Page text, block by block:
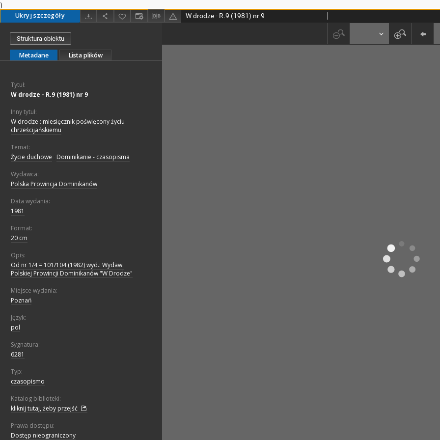
)
Ukryj szczegóły W drodze - R.9 (1981) nr 9
Struktura obiektu
Metadane Lista plików
Tytuł:
W drodze - R.9 (1981) nr 9
Inny tytuł:
W drodze : miesięcznik poświęcony życiu
chrześcijańskiemu
Temat:
Życie duchowe
Dominikanie - czasopisma
Wydawca:
Polska Prowincja Dominikanów
Data wydania:
1981
Format:
20 cm
Opis:
Od nr 1/4 = 101/104 (1982) wyd.: Wydaw.
Polskiej Prowincji Dominikanów "W Drodze"
Miejsce wydania:
Poznań
Język:
pol
Sygnatura:
6281
Typ:
czasopismo
Katalog biblioteki:
kliknij tutaj, żeby przejść
Prawa dostępu:
Dostęp nieograniczony